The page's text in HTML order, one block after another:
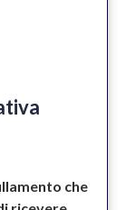
che